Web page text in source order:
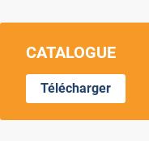
CATALOGUE
Télécharger